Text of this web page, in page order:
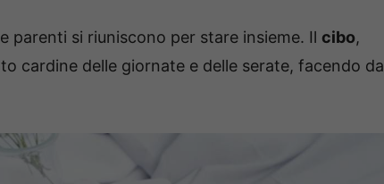
parenti si riuniscono per stare insieme. Il cibo,
cardine delle giornate e delle serate, facendo da